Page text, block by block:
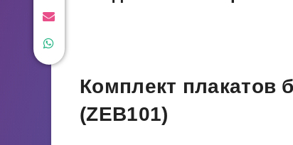
Комплект плакатов
(ZEB101)